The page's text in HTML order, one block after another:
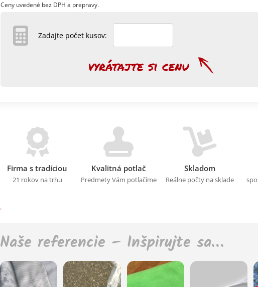
Ceny uvedené bez DPH a prepravy.
Zadajte počet kusov:
Firma s tradíciou
21 rokov na trhu
Kvalitná potlač
Predmety Vám potlačíme
Skladom
Reálne počty na sklade
Naše referencie – Inšpirujte sa…